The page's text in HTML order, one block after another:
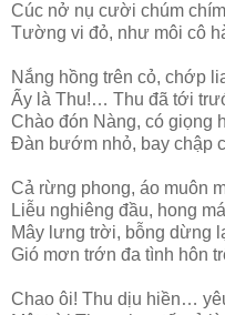
Cúc nở nụ cười chúm
Tường vi đỏ, như môi cô
Nắng hồng trên cỏ, chớp
Ấy là Thu!… Thu đã tới
Chào đón Nàng, có giọng
Đàn bướm nhỏ, bay chập
Cả rừng phong, áo muôn
Liễu nghiêng đầu, hong
Mây lưng trời, bỗng dừng
Gió mơn trớn đa tình hôn
Chao ôi! Thu dịu hiền…